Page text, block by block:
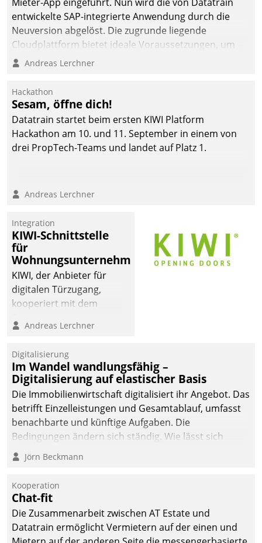
entwickelte SAP-integrierte Anwendung durch die
Neuversion abgelöst. Die zugrunde liegende
Cloudplattform bietet ideale Voraussetzungen, um
die Funktionalität der App zu erweitern und weitere
integrieren.
Andreas Lerchner
Hackathon
Sesam, öffne dich!
Datatrain startet beim ersten KIWI Platform
Hackathon am 10. und 11. September in einem von
drei PropTech-Teams und landet auf Platz 1.
Andreas Lerchner
Integration
KIWI-Schnittstelle
für
Wohnungsunternehmen
KIWI, der Anbieter für
digitalen Türzugang,
kooperiert mit dem
Softwareentwicklungshaus
Andreas Lerchner
Digitalisierung
Im Wandel wandlungsfähig –
Digitalisierung auf elastischer Basis
Die Immobilienwirtschaft digitalisiert ihr Angebot. Das
betrifft Einzelleistungen und Gesamtablauf, umfasst
benachbarte und künftige Aufgaben. Die
Bedingungen ändern sich ständig. Wie lässt sich
technisch die Kontrolle wahren und zugleich Freiraum
fürs Wachsen öffnen?
Jörn Beckmann
Kooperation
Chat-fit
Die Zusammenarbeit zwischen AT Estate und
Datatrain ermöglicht Vermietern auf der einen und